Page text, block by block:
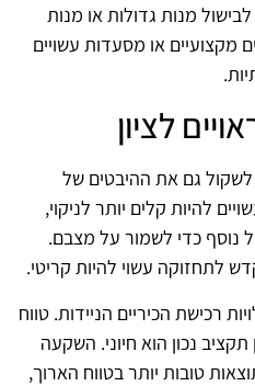
מנות גדולות או מנות
מקצועיים או מסעדות עשויים
לציון
לשקול גם את ההיבטים של
להיות קלים יותר לניקוי,
נוסף כדי לשמור על מצבם.
לתחזוקה עשוי להיות קריטי.
רכישת הכיריים הניידות. טווח
תקציב נכון הוא חיוני. השקעה
טובות יותר בטווח הארוך,